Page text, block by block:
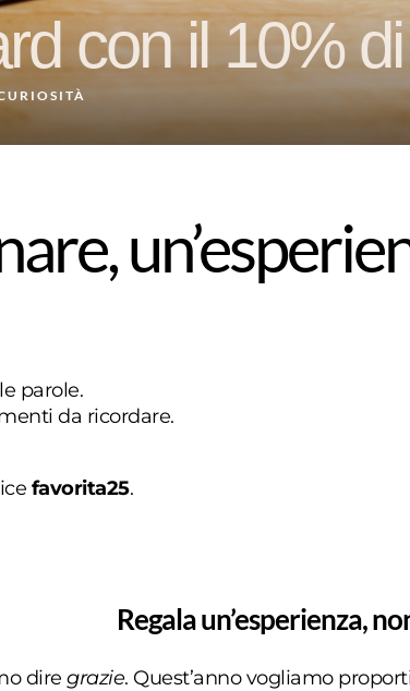
con il 10%
parole.
da ricordare.
favorita25.
Regala un’esperienza,
dire grazie. Quest’anno vogliamo